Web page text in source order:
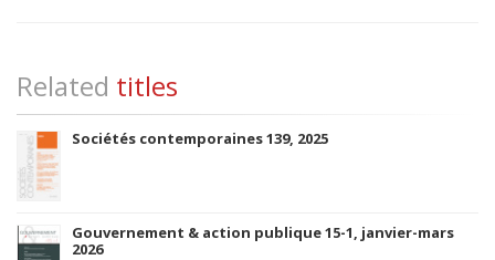
Related titles
Sociétés contemporaines 139, 2025
Gouvernement & action publique 15-1, janvier-mars
2026